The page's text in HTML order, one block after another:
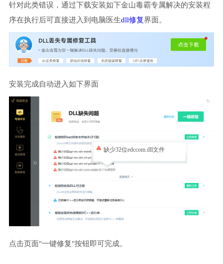
针对此类错误，通过下载安装如下金山毒霸专属解决的安装程
序在执行后可直接进入到电脑医生dll修复界面。
安装完成自动进入如下界面
缺少32位edccom.dll文件
点击页面"一键修复"按钮即可完成。